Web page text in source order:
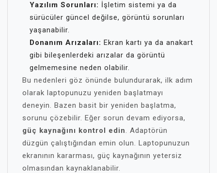
Yazılım Sorunları: İşletim sistemi ya da
sürücüler güncel değilse, görüntü sorunları
yaşanabilir.
Donanım Arızaları: Ekran kartı ya da anakart
gibi bileşenlerdeki arızalar da görüntü
gelmemesine neden olabilir.
Bu nedenleri göz önünde bulundurarak, ilk adım
olarak laptopunuzu yeniden başlatmayı
deneyin. Bazen basit bir yeniden başlatma,
sorunu çözebilir. Eğer sorun devam ediyorsa,
güç kaynağını kontrol edin. Adaptörün
düzgün çalıştığından emin olun. Laptopunuzun
ekranının kararması, güç kaynağının yetersiz
olmasından kaynaklanabilir.